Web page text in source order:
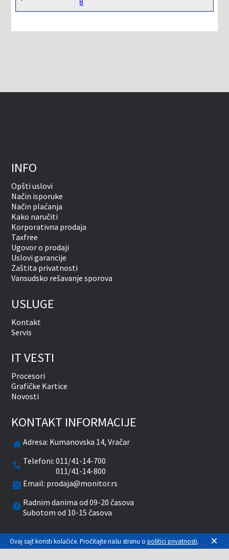
INFO
Opšti uslovi
Način isporuke
Način plaćanja
Kako naručiti
Korporativna prodaja
Taxfree
Ugovor o prodaji
Uslovi garancije
Zaštita privatnosti
Vansudsko rešavanje sporova
USLUGE
Kontakt
Servis
IT VESTI
Procesori
Grafičke Kartice
Novosti
KONTAKT INFORMACIJE
Adresa: Kumanovska 14, Vračar
Telefoni:011/41-14-700
011/41-14-800
Email: prodaja@monitor.rs
Radnim danima od 09-20 časova
Subotom od 10-15 časova
facebooktwitterpinterestinstagram
youtube
Ovaj sajt koristi kolačiće. Pročitajte našu stranu o politici privatnosti. ×